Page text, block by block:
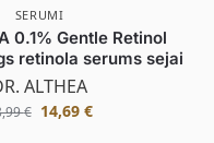
SERUMI
0.1% Gentle Retinol
retinola serums sejai
ALTHEA
€ 14,69 €